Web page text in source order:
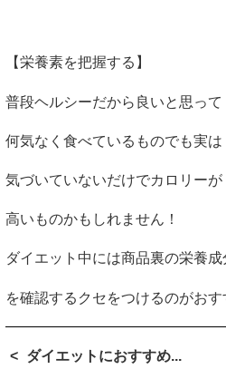
【栄養素を把握する】
普段ヘルシーだから良いと思って
何気なく食べているものでも実は
気づいていないだけでカロリーが
高いものかもしれません！
ダイエット中には商品裏の栄養成
を確認するクセをつけるのがおす
ダイエットにおすすめ...